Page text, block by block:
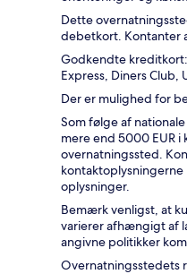
Dette
debetkort. Kontanter
Godkendte
Express, Diners Club,
Der er mulighed for
Som følge af
mere end 5000 EUR
overnatningssted.
oplysninger.
Bemærk venligst, at
varierer afhængigt af
angivne politikker
Overnatningsstedets